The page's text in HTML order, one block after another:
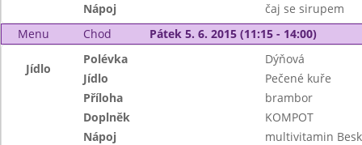
Nápoj
čaj se sirupem
Menu
Chod Pátek 5. 6. 2015 (11:15 - 14:00)
Jídlo
Polévka
Dýňová
Jídlo
Pečené kuře
Příloha
brambor
Doplněk
KOMPOT
Nápoj
multivitamin